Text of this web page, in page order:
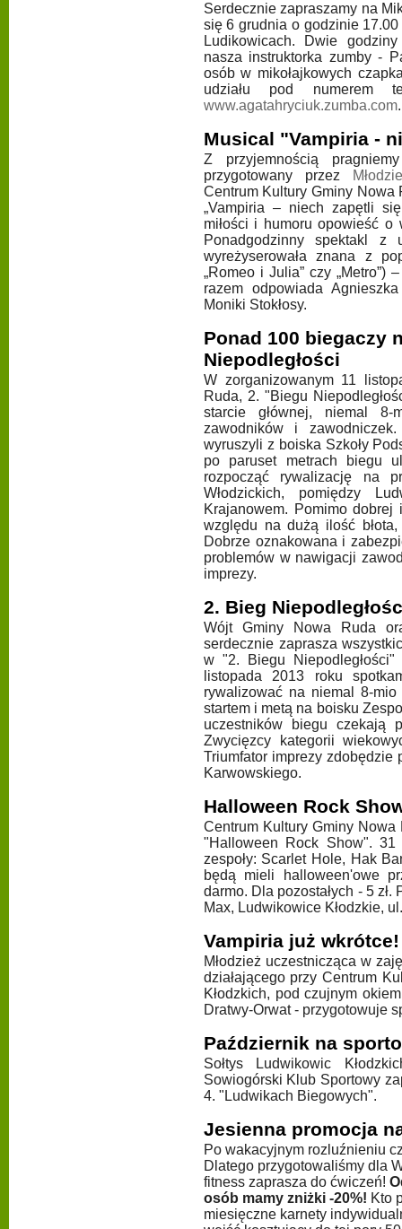
Serdecznie zapraszamy na
się 6 grudnia o godzinie
Ludikowicach. Dwie
nasza instruktorka zumby -
osób w mikołajkowych
udziału pod numerem
www.agatahryciuk.zumba.com
Musical "Vampiria -
Z przyjemnością
przygotowany przez
Centrum Kultury Gminy Nowa
„Vampiria – niech zapętli
miłości i humoru opowieść o
Ponadgodzinny spektakl z
wyreżyserowała znana z
„Romeo i Julia” czy „Metro”)
razem odpowiada
Moniki Stokłosy.
Ponad 100 biegaczy
Niepodległości
W zorganizowanym 11
Ruda, 2. "Biegu
starcie głównej, niemal
zawodników i
wyruszyli z boiska Szkoły
po paruset metrach biegu
rozpocząć rywalizację na
Włodzickich, pomiędzy
Krajanowem. Pomimo dobrej
względu na dużą ilość
Dobrze oznakowana i
problemów w nawigacji
imprezy.
2. Bieg
Wójt Gminy Nowa Ruda
serdecznie zaprasza
w "2. Biegu
listopada 2013 roku
rywalizować na niemal 8-
startem i metą na boisku
uczestników biegu czekają
Zwycięzcy kategorii
Triumfator imprezy zdobędzie
Karwowskiego.
Halloween Rock
Centrum Kultury Gminy
"Halloween Rock Show". 31
zespoły: Scarlet Hole, Hak
będą mieli halloween'owe
darmo. Dla pozostałych - 5
Max, Ludwikowice Kłodzkie,
Vampiria już wkrótce!
Młodzież uczestnicząca w
działającego przy Centrum
Kłodzkich, pod czujnym
Dratwy-Orwat - przygotowuje
Październik na
Sołtys Ludwikowic
Sowiogórski Klub Sportowy
4. "Ludwikach Biegowych".
Jesienna promocja
Po wakacyjnym rozluźnieniu
Dlatego przygotowaliśmy dla
fitness zaprasza do ćwiczeń!
osób mamy zniżki -20%! Kto
miesięczne karnety